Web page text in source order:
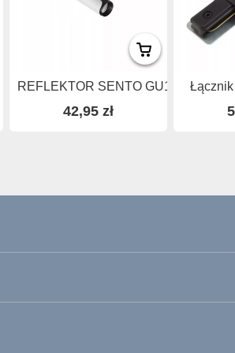
REFLEKTOR SENTO GU10...
42,95 zł
Łącznik